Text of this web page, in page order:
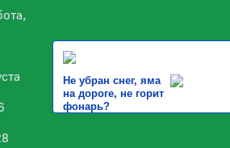
Не убран снег, яма
на дороге, не горит
фонарь?